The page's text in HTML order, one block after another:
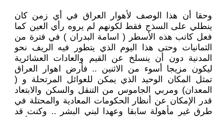
وحقا أن هذا الوصف لأهوار العراق في أي زمن كان
ينطلي على السذج فقط لكونهم لم يروه رأي العين كما
فعل كاتب هذه الأسطر ( اسامة البدران ) في فترة من
الثمانيات وحتى هذا اليوم الذي يتطور فيه الريف نحو
المدنية دون أن ينسلخ عن القيم والعادات العشائرية
ليكون مزيجا أسوء من الاثنين .. فأرض اهوار العراق
تمثل المكان الوحيد الذي يمكن للعوائل المرتحلة و (
المعدان) ومربي الجاموس من التنقل والسكن والابتعاد
قدر الإمكان عن أنظار الحكومات المعادية والمحتلة في
طرق غير مأهولة سابقا وعهدا لبني البشر .. وكنت قد